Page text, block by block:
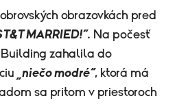
obrazovkách pred
MARRIED!“. Na počesť
Building zahalila do
„niečo modré“, ktorá má
sa pritom v priestoroch